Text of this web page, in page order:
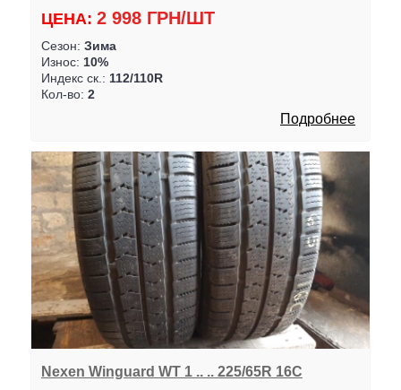
ЦЕНА: 2 998 ГРН/ШТ
Сезон: Зима
Износ: 10%
Индекс ск.: 112/110R
Кол-во: 2
Подробнее
Nexen Winguard WT 1 .. .. 225/65R 16C